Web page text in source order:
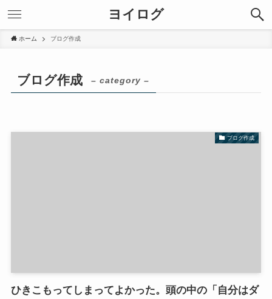
ヨイログ
ホーム ブログ作成
ブログ作成 – category –
ブログ作成
ひきこもってしまってよかった。頭の中の「自分はダ